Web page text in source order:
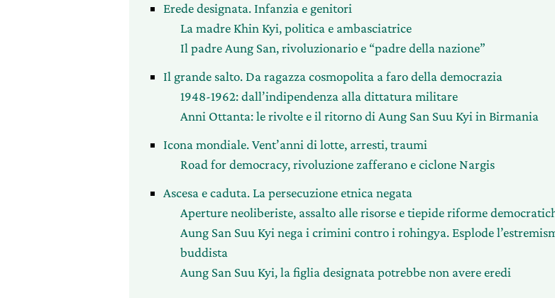
Erede designata. Infanzia e genitori
La madre Khin Kyi, politica e ambasciatrice
Il padre Aung San, rivoluzionario e “padre della nazione”
Il grande salto. Da ragazza cosmopolita a faro della democrazia
1948-1962: dall’indipendenza alla dittatura militare
Anni Ottanta: le rivolte e il ritorno di Aung San Suu Kyi in Birmania
Icona mondiale. Vent’anni di lotte, arresti, traumi
Road for democracy, rivoluzione zafferano e ciclone Nargis
Ascesa e caduta. La persecuzione etnica negata
Aperture neoliberiste, assalto alle risorse e tiepide riforme
Aung San Suu Kyi nega i crimini contro i rohingya. Esplode
buddista
Aung San Suu Kyi, la figlia designata potrebbe non avere eredi